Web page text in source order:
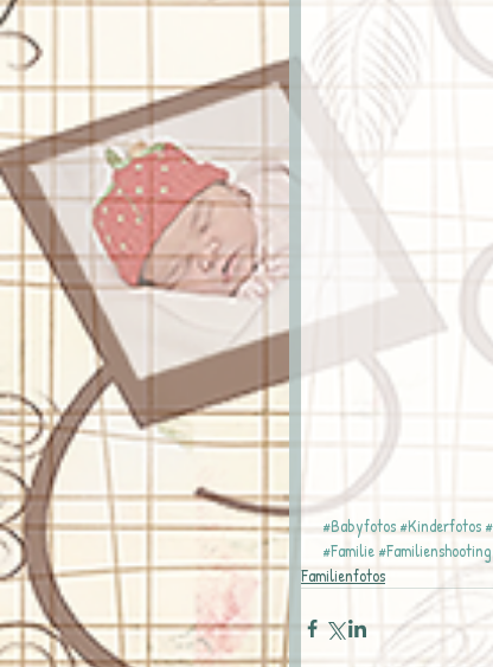
#Babyfotos #Kinderfotos
#Familie #Familienshooting
Familienfotos